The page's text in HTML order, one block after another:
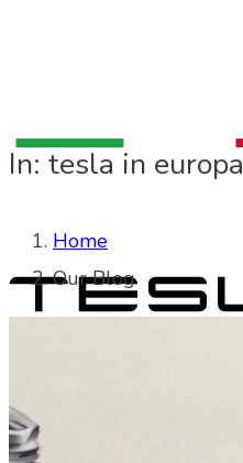
In: tesla in europa
Home
Our Blog